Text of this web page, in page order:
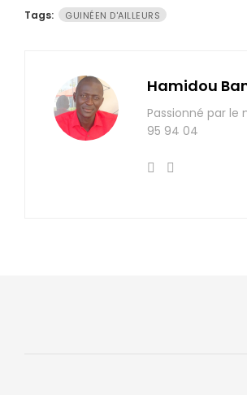
Tags: GUINÉEN D'AILLEURS
Hamidou
Passionné par
95 94 04